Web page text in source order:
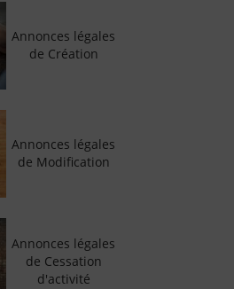
Annonces légales
de Création
Annonces légales
de Modification
Annonces légales
de Cessation
d'activité